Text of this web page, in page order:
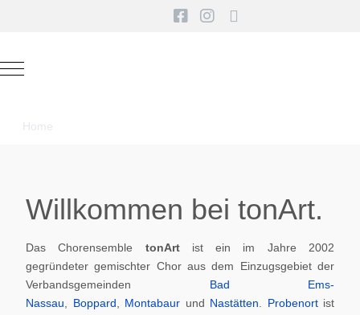
Mobile Menu Toggle
Home
Willkommen bei tonArt.
Das Chorensemble tonArt ist ein im Jahre 2002
gegründeter gemischter Chor aus dem Einzugsgebiet der
Verbandsgemeinden Bad Ems-
Nassau
Boppard Montabaur und Nastätten Probenortist